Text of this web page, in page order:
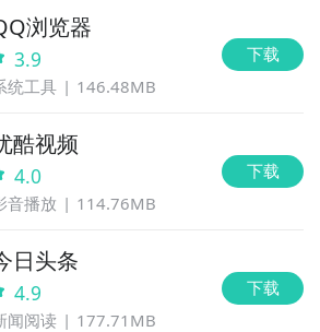
浏览器
3.9
统工具 146.48MB
下载
酷视频
4.0
音播放 114.76MB
下载
日头条
4.9
闻阅读 177.71MB
下载